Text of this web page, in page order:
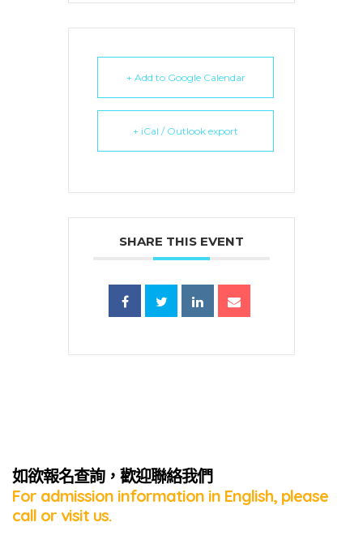
+ Add to Google Calendar
+ iCal / Outlook export
SHARE THIS EVENT
如欲報名查詢，歡迎聯絡我們
For admission information in English, please
call or visit us.